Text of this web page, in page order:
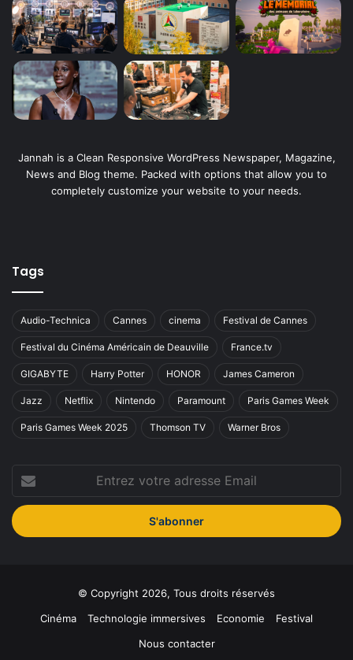
Jannah is a Clean Responsive WordPress Newspaper, Magazine,
News and Blog theme. Packed with options that allow you to
completely customize your website to your needs.
Tags
Audio-Technica Cannes cinema Festival de Cannes
Festival du Cinéma Américain de Deauville France.tv
GIGABYTE Harry Potter HONOR James Cameron
Jazz Netflix Nintendo Paramount Paris Games Week
Paris Games Week 2025 Thomson TV Warner Bros
Entrez
votre
adresse
Email
© Copyright 2026, Tous droits réservés
Cinéma
Technologie immersives Economie
Festival
Nous contacter